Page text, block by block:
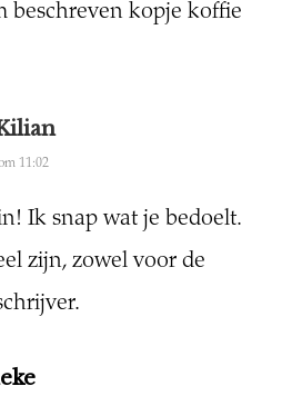
beschreven kopje koffie
11:02
Ik snap wat je bedoelt.
zijn, zowel voor de